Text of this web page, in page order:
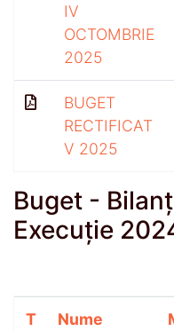
IV
OCTOMBRIE
2025
BUGET
RECTIFICAT
V 2025
Buget -
Execuție
T Nume